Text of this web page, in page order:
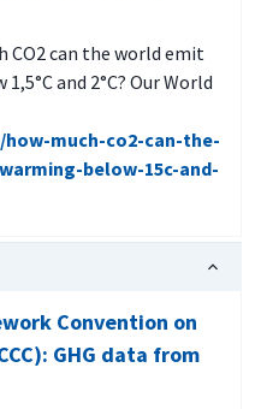
CO2 can the world emit
and 2°C? Our World
much-co2-can-the-
below-15c-and-
Convention on
GHG data from